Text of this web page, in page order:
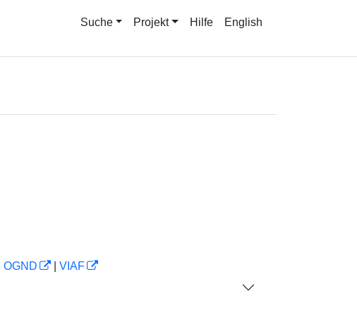
Suche Projekt Hilfe English
OGND
VIAF